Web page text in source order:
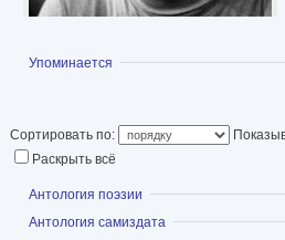
посмертно).
Показать
Упоминается
Сортировать по:
Раскрыть всё
Показать
Антология поэзии
Показать
Антология самиздата